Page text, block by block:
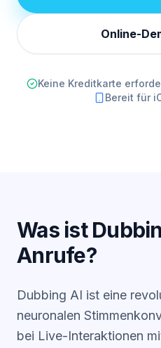
Online-
Keine Kreditkarte
Bereit für
Was ist
Anrufe?
Dubbing AI ist eine
neuronalen
bei Live-Interaktionen